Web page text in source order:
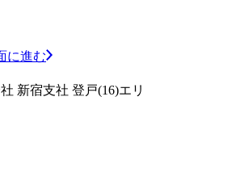
に進む
新宿支社 登戸(16)エリ